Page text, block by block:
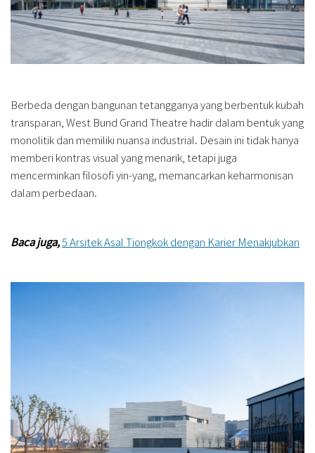
Berbeda dengan bangunan tetangganya yang berbentuk kubah
transparan, West Bund Grand Theatre hadir dalam bentuk yang
monolitik dan memiliki nuansa industrial. Desain ini tidak hanya
memberi kontras visual yang menarik, tetapi juga
mencerminkan filosofi yin-yang, memancarkan keharmonisan
dalam perbedaan.
Baca juga,5 Arsitek Asal Tiongkok dengan Karier Menakjubkan